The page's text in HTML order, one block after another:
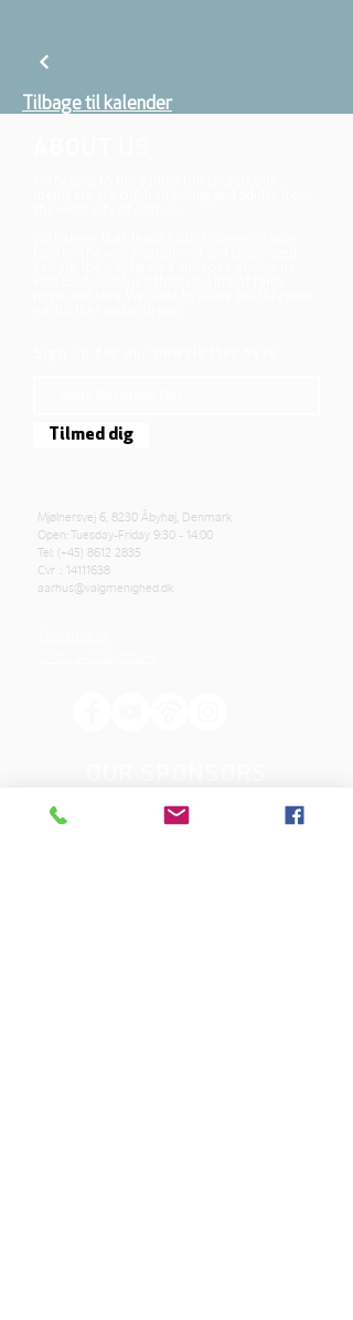
Tilbage til kalender
Tilmed dig
Mjølnersvej 6, 8230 Åbyhøj, Denmark
Open: Tuesday-Friday 9:30 - 14:00
Tel: (+45) 8612 2835
Cvr .: 14111638
aarhus@valgmenighed.dk